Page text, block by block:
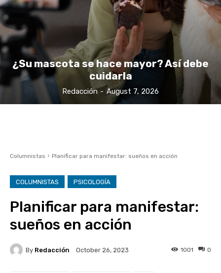
¿Su mascota se hace mayor? Así debe
cuidarla
Redacción - August 7, 2026